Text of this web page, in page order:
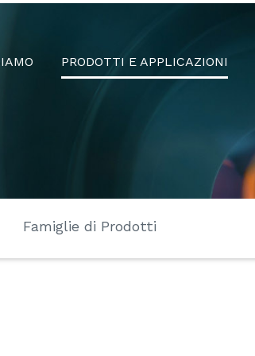
PRODOTTI E APPLICAZIONI
Famiglie di Prodotti